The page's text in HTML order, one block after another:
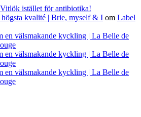
Vitlök istället för antibiotika!
kvalité | Brie, myself & I om Label
en välsmakande kyckling | La Belle de
en välsmakande kyckling | La Belle de
en välsmakande kyckling | La Belle de